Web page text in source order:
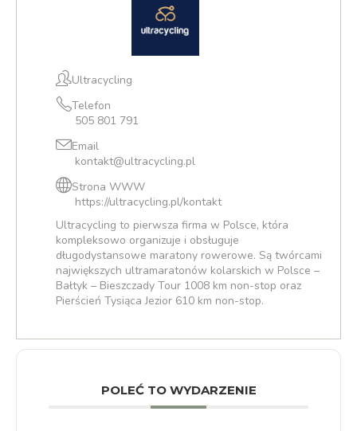
Ultracycling
Telefon
505 801 791
Email
kontakt@ultracycling.pl
Strona WWW
https://ultracycling.pl/kontakt
Ultracycling to pierwsza firma w Polsce, która
kompleksowo organizuje i obsługuje
długodystansowe maratony rowerowe. Są twórcami
największych ultramaratonów kolarskich w Polsce –
Bałtyk – Bieszczady Tour 1008 km non-stop oraz
Pierścień Tysiąca Jezior 610 km non-stop.
POLEĆ TO WYDARZENIE